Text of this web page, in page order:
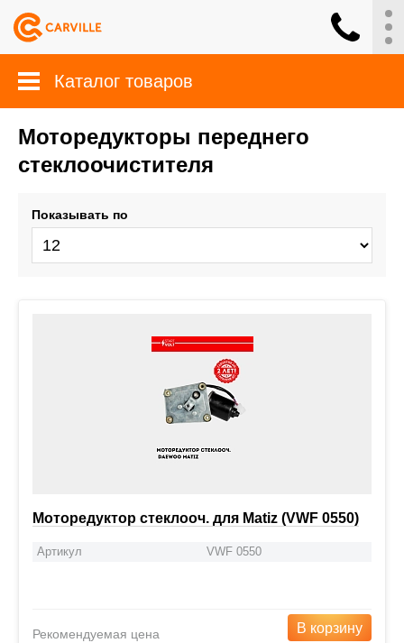
Каталог товаров
Моторедукторы переднего
стеклоочистителя
Показывать по
Моторедуктор стеклооч. для Matiz (VWF 0550)
Артикул VWF 0550
Рекомендуемая цена В корзину